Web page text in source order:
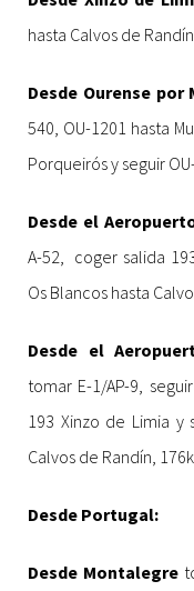
hasta Calvos de
Desde Ourense por
540, OU-1201 hasta
Porqueirós y seguir
Desde el
A-52, coger salida
Os Blancos hasta
Desde el
tomar E-1/AP-9,
193 Xinzo de Limia y
Calvos de Randín,
Desde Portugal:
Desde Montalegre